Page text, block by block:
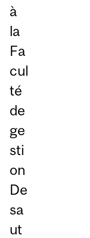
à
la
Fa
cul
té
de
ge
sti
on
De
sa
ut